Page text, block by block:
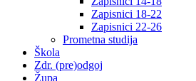
Zapisnici 18-22
Zapisnici 22-26
Prometna studija
Škola
Zdr. (pre)odgoj
Župa